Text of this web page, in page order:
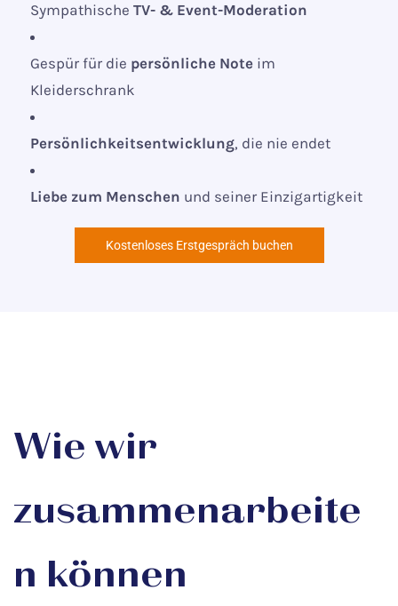
Sympathische TV- & Event-Moderation
Gespür für die persönliche Note im
Kleiderschrank
Persönlichkeitsentwicklung, die nie endet
Liebe zum Menschen und seiner Einzigartigkeit
Kostenloses Erstgespräch buchen
Wie wir
zusammenarbeite
n können